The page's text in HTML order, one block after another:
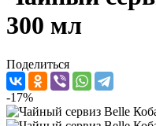
300 мл
Поделиться
-17%